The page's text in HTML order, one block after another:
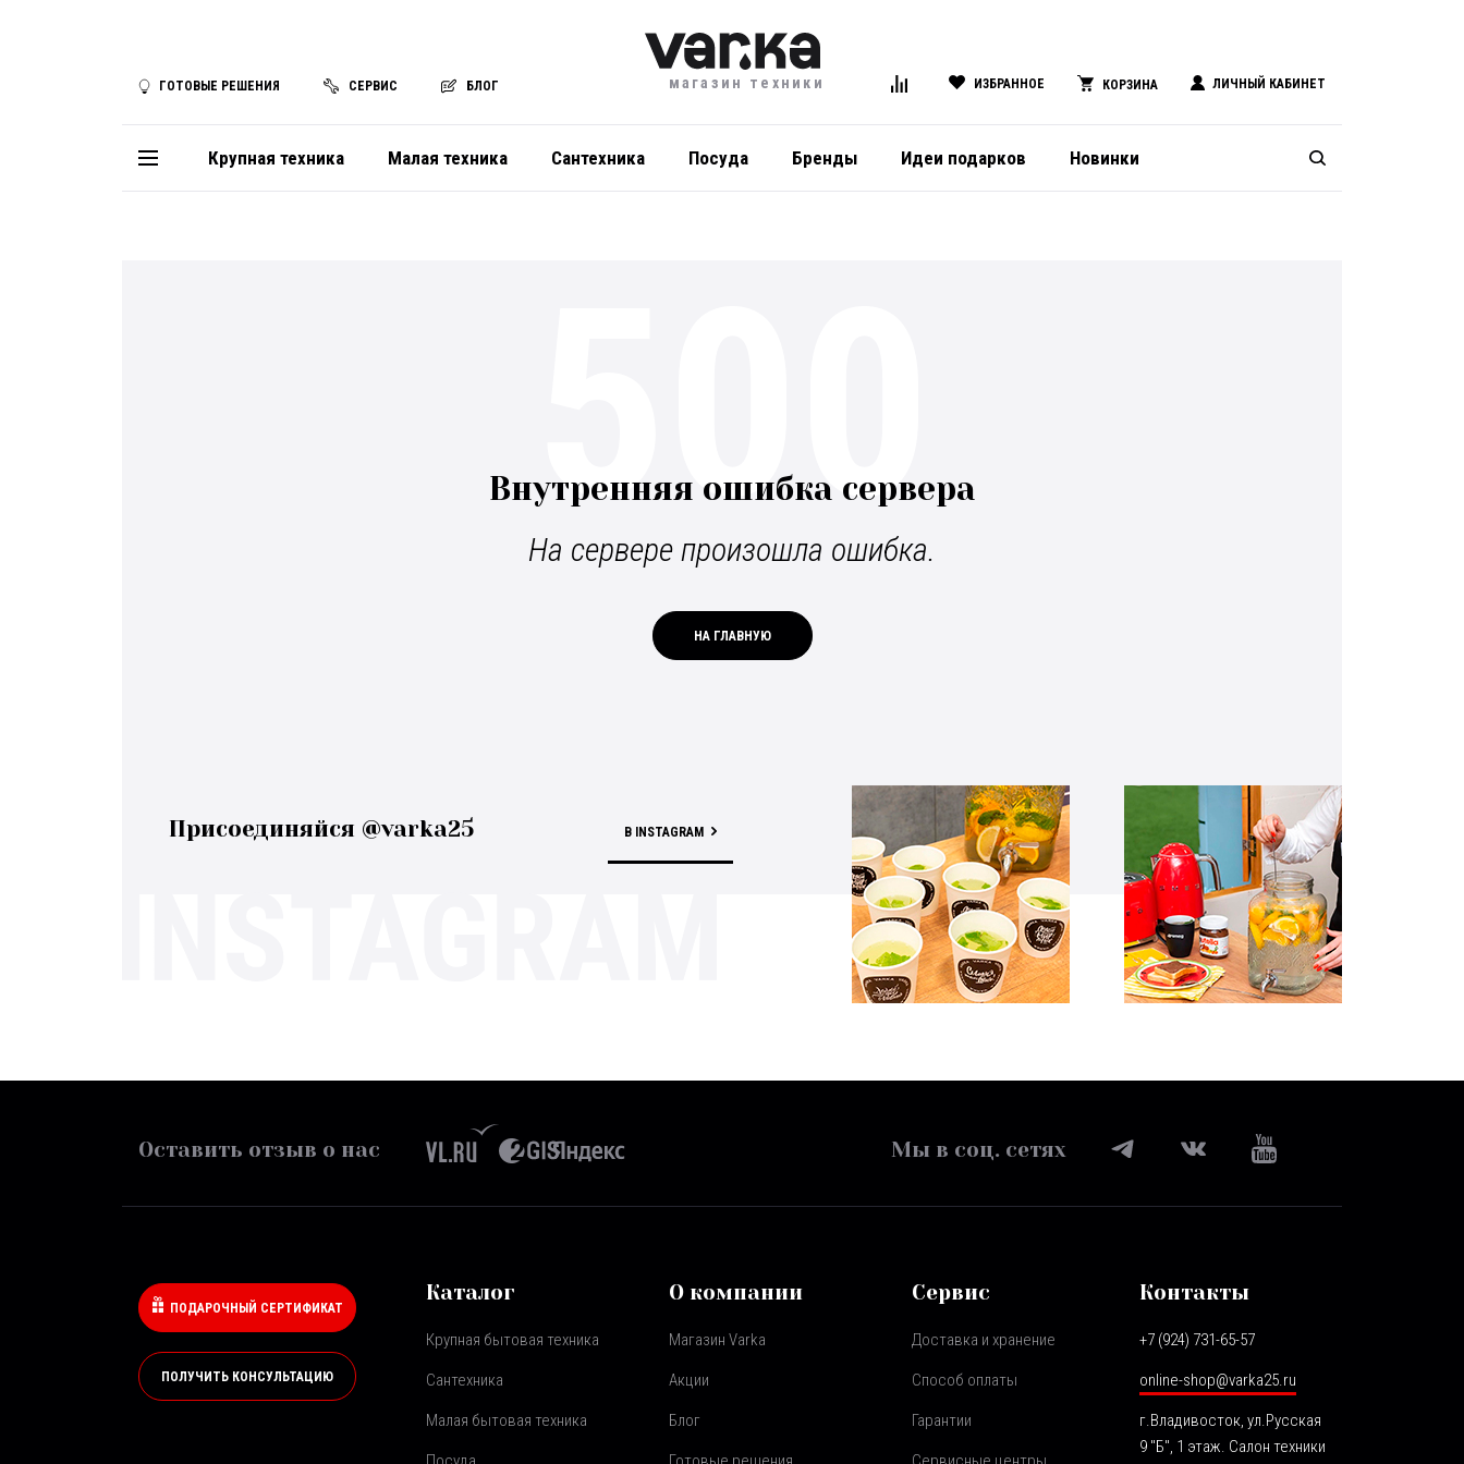
ГОТОВЫЕ РЕШЕНИЯ СЕРВИС БЛОГ магазин техники ИЗБРАННОЕ КОРЗИНА ЛИЧНЫЙ КАБИНЕТ
Крупная техника Малая техника Сантехника Посуда Бренды Идеи подарков Новинки
Внутренняя ошибка сервера
На сервере произошла ошибка.
НА ГЛАВНУЮ
500
Присоединяйся @varka25 В INSTAGRAM
Оставить отзыв о нас Мы в соц. сетях
ПОДАРОЧНЫЙ СЕРТИФИКАТ
ПОЛУЧИТЬ КОНСУЛЬТАЦИЮ
Каталог
Крупная бытовая техника
Сантехника
Малая бытовая техника
О компании
Магазин Varka
Акции
Блог
Сервис
Доставка и хранение
Способ оплаты
Гарантии
Контакты
+7 (924) 731-65-57
online-shop@varka25.ru
г.Владивосток, ул.Русская
9 "Б", 1 этаж. Салон техники